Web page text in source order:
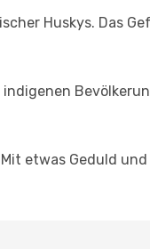
Huskys. Das
etwas Geduld und